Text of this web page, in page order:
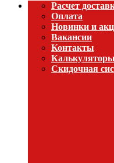
Расчет
Оплата
Новинки и
Вакансии
Контакты
Скидочная